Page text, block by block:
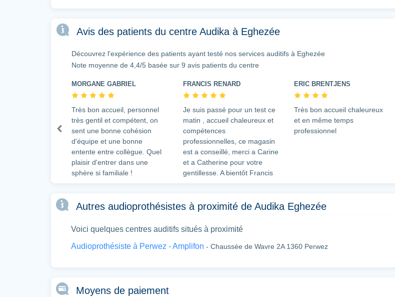
professionnel, saura répondre et trouver la solution optimale.
en vous offrant un service personalisé, ajustements, service d’entretien des équipements…
Avis des patients du centre Audika à Eghezée
Découvrez l'expérience des patients ayant testé nos services auditifs à Eghezée
Note moyenne de 4,4/5 basée sur 9 avis patients du centre
MORGANE GABRIEL
Très bon accueil, personnel
très gentil et compétent, on
sent une bonne cohésion
d'équipe et une bonne
entente entre collègue. Quel
plaisir d'entrer dans une
sphère si familiale !
FRANCIS RENARD
Je suis passé pour un test ce
matin , accueil chaleureux et
compétences
professionnelles, ce magasin
est a conseillé, merci a Carine
et a Catherine pour votre
gentillesse. A bientôt Francis
ERIC BRENTJENS
Très bon accueil chaleureux
et en même temps
professionnel
Autres audioprothésistes à proximité de Audika Eghezée
Voici quelques centres auditifs situés à proximité
Audioprothésiste à Perwez - Amplifon - Chaussée de Wavre 2A 1360 Perwez
Moyens de paiement